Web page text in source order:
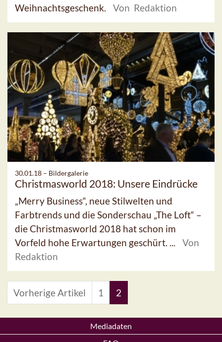
Weihnachtsgeschenk.
Von Redaktion
30.01.18 – Bildergalerie
Christmasworld 2018: Unsere Eindrücke
„Merry Business“, neue Stilwelten und
Farbtrends und die Sonderschau „The Loft“ –
die Christmasworld 2018 hat schon im
Vorfeld hohe Erwartungen geschürt. ...
Von
Redaktion
Vorherige Artikel 1 2
Mediadaten